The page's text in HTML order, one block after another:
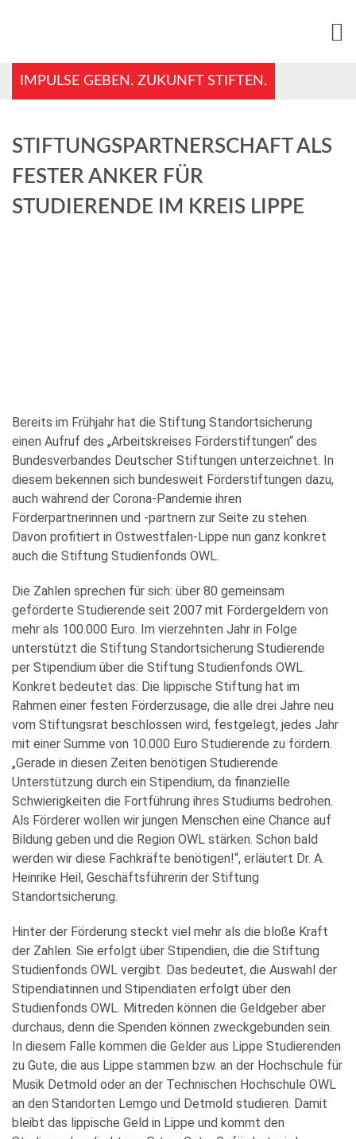
IMPULSE GEBEN. ZUKUNFT STIFTEN.
STIFTUNGSPARTNERSCHAFT ALS
FESTER ANKER FÜR
STUDIERENDE IM KREIS LIPPE
Bereits im Frühjahr hat die Stiftung Standortsicherung
einen Aufruf des „Arbeitskreises Förderstiftungen“ des
Bundesverbandes Deutscher Stiftungen unterzeichnet. In
diesem bekennen sich bundesweit Förderstiftungen dazu,
auch während der Corona-Pandemie ihren
Förderpartnerinnen und -partnern zur Seite zu stehen.
Davon profitiert in Ostwestfalen-Lippe nun ganz konkret
auch die Stiftung Studienfonds OWL.
Die Zahlen sprechen für sich: über 80 gemeinsam
geförderte Studierende seit 2007 mit Fördergeldern von
mehr als 100.000 Euro. Im vierzehnten Jahr in Folge
unterstützt die Stiftung Standortsicherung Studierende
per Stipendium über die Stiftung Studienfonds OWL.
Konkret bedeutet das: Die lippische Stiftung hat im
Rahmen einer festen Förderzusage, die alle drei Jahre neu
vom Stiftungsrat beschlossen wird, festgelegt, jedes Jahr
mit einer Summe von 10.000 Euro Studierende zu fördern.
„Gerade in diesen Zeiten benötigen Studierende
Unterstützung durch ein Stipendium, da finanzielle
Schwierigkeiten die Fortführung ihres Studiums bedrohen.
Als Förderer wollen wir jungen Menschen eine Chance auf
Bildung geben und die Region OWL stärken. Schon bald
werden wir diese Fachkräfte benötigen!“, erläutert Dr. A.
Heinrike Heil, Geschäftsführerin der Stiftung
Standortsicherung.
Hinter der Förderung steckt viel mehr als die bloße Kraft
der Zahlen. Sie erfolgt über Stipendien, die die Stiftung
Studienfonds OWL vergibt. Das bedeutet, die Auswahl der
Stipendiatinnen und Stipendiaten erfolgt über den
Studienfonds OWL. Mitreden können die Geldgeber aber
durchaus, denn die Spenden können zweckgebunden sein.
In diesem Falle kommen die Gelder aus Lippe Studierenden
zu Gute, die aus Lippe stammen bzw. an der Hochschule für
Musik Detmold oder an der Technischen Hochschule OWL
an den Standorten Lemgo und Detmold studieren. Damit
bleibt das lippische Geld in Lippe und kommt den